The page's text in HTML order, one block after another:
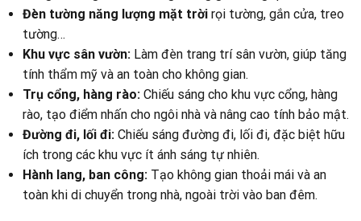
Đèn tường năng lượng mặt trời rọi tường, gắn cửa, treo
tường…
Khu vực sân vườn: Làm đèn trang trí sân vườn, giúp tăng
tính thẩm mỹ và an toàn cho không gian.
Trụ cổng, hàng rào: Chiếu sáng cho khu vực cổng, hàng
rào, tạo điểm nhấn cho ngôi nhà và nâng cao tính bảo mật.
Đường đi, lối đi: Chiếu sáng đường đi, lối đi, đặc biệt hữu
ích trong các khu vực ít ánh sáng tự nhiên.
Hành lang, ban công: Tạo không gian thoải mái và an
toàn khi di chuyển trong nhà, ngoài trời vào ban đêm.